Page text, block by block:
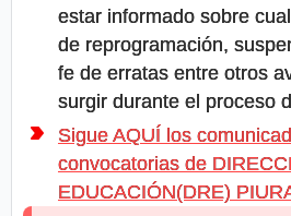
estar informado sobre
de reprogramación,
fe de erratas entre otros
surgir durante el proceso
Sigue AQUÍ los
convocatorias de
EDUCACIÓN(DRE)